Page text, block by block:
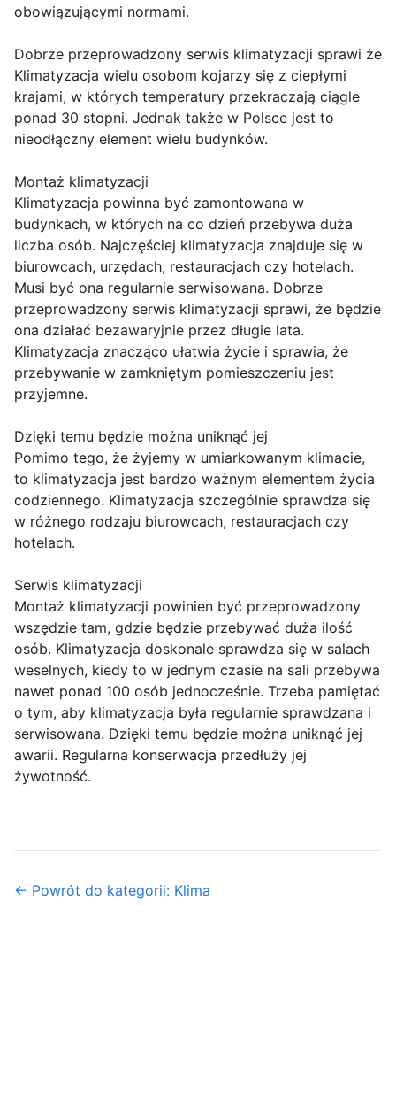
obowiązującymi normami.
Dobrze przeprowadzony serwis klimatyzacji sprawi że
Klimatyzacja wielu osobom kojarzy się z ciepłymi
krajami, w których temperatury przekraczają ciągle
ponad 30 stopni. Jednak także w Polsce jest to
nieodłączny element wielu budynków.
Montaż klimatyzacji
Klimatyzacja powinna być zamontowana w
budynkach, w których na co dzień przebywa duża
liczba osób. Najczęściej klimatyzacja znajduje się w
biurowcach, urzędach, restauracjach czy hotelach.
Musi być ona regularnie serwisowana. Dobrze
przeprowadzony serwis klimatyzacji sprawi, że będzie
ona działać bezawaryjnie przez długie lata.
Klimatyzacja znacząco ułatwia życie i sprawia, że
przebywanie w zamkniętym pomieszczeniu jest
przyjemne.
Dzięki temu będzie można uniknąć jej
Pomimo tego, że żyjemy w umiarkowanym klimacie,
to klimatyzacja jest bardzo ważnym elementem życia
codziennego. Klimatyzacja szczególnie sprawdza się
w różnego rodzaju biurowcach, restauracjach czy
hotelach.
Serwis klimatyzacji
Montaż klimatyzacji powinien być przeprowadzony
wszędzie tam, gdzie będzie przebywać duża ilość
osób. Klimatyzacja doskonale sprawdza się w salach
weselnych, kiedy to w jednym czasie na sali przebywa
nawet ponad 100 osób jednocześnie. Trzeba pamiętać
o tym, aby klimatyzacja była regularnie sprawdzana i
serwisowana. Dzięki temu będzie można uniknąć jej
awarii. Regularna konserwacja przedłuży jej
żywotność.
← Powrót do kategorii: Klima